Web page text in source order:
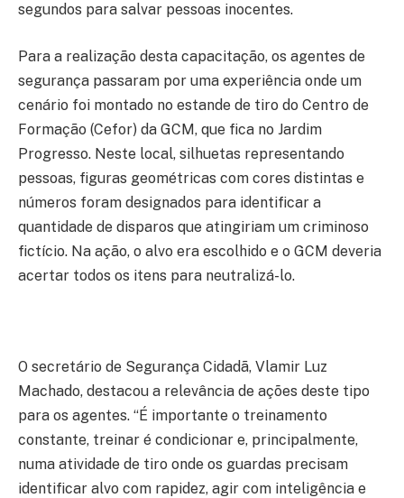
segundos para salvar pessoas inocentes.
Para a realização desta capacitação, os agentes de
segurança passaram por uma experiência onde um
cenário foi montado no estande de tiro do Centro de
Formação (Cefor) da GCM, que fica no Jardim
Progresso. Neste local, silhuetas representando
pessoas, figuras geométricas com cores distintas e
números foram designados para identificar a
quantidade de disparos que atingiriam um criminoso
fictício. Na ação, o alvo era escolhido e o GCM deveria
acertar todos os itens para neutralizá-lo.
O secretário de Segurança Cidadã, Vlamir Luz
Machado, destacou a relevância de ações deste tipo
para os agentes. “É importante o treinamento
constante, treinar é condicionar e, principalmente,
numa atividade de tiro onde os guardas precisam
identificar alvo com rapidez, agir com inteligência e